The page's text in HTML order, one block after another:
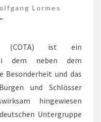
Lormes
ist ein
dem neben dem
Besonderheit und das
und Schlösser
hingewiesen
Untergruppe